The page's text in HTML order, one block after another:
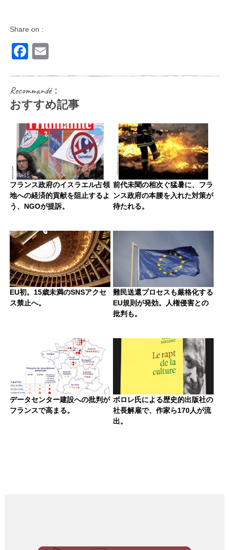
Share on :
Facebook
Recommandé：
おすすめ記事
フランス政府のイスラエル占領
地への経済的貢献を阻止するよ
う、NGOが提訴。
前代未聞の相次ぐ猛暑に、フラ
ンス政府の本腰を入れた対策が
待たれる。
EU初。15歳未満のSNSアクセ
ス禁止へ。
難民送還プロセスも厳格化する
EU規則が発効。人権侵害との
批判も。
データセンター建設への批判が
フランスで高まる。
ボロレ氏による歴史的出版社の
社長解雇で、作家ら170人が流
出。